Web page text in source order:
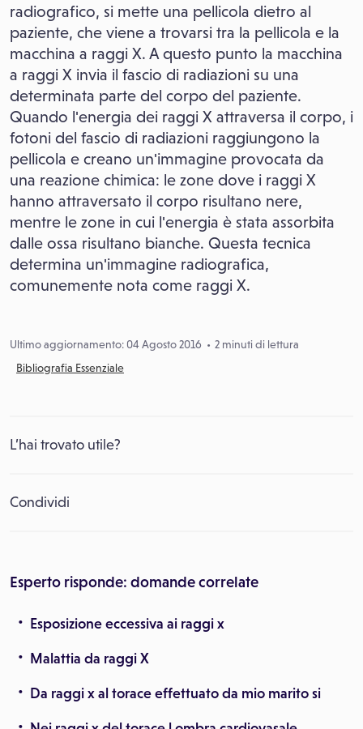
radiografico, si mette una pellicola dietro al
paziente, che viene a trovarsi tra la pellicola e la
macchina a raggi X. A questo punto la macchina
a raggi X invia il fascio di radiazioni su una
determinata parte del corpo del paziente.
Quando l'energia dei raggi X attraversa il corpo, i
fotoni del fascio di radiazioni raggiungono la
pellicola e creano un'immagine provocata da
una reazione chimica: le zone dove i raggi X
hanno attraversato il corpo risultano nere,
mentre le zone in cui l'energia è stata assorbita
dalle ossa risultano bianche. Questa tecnica
determina un'immagine radiografica,
comunemente nota come raggi X.
Ultimo aggiornamento: 04 Agosto 2016
2 minuti di lettura
Bibliografia Essenziale
L’hai trovato utile?
Condividi
Esperto risponde: domande correlate
Esposizione eccessiva ai raggi x
Malattia da raggi X
Da raggi x al torace effettuato da mio marito si